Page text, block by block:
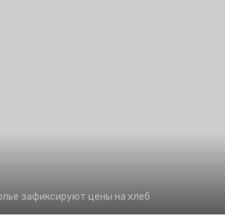
зафиксируют цены на хлеб